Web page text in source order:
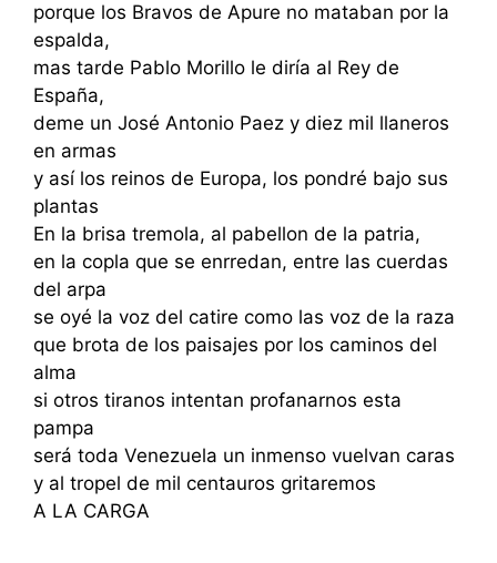
porque los Bravos de Apure no mataban por la
espalda,
mas tarde Pablo Morillo le diría al Rey de
España,
deme un José Antonio Paez y diez mil llaneros
en armas
y así los reinos de Europa, los pondré bajo sus
plantas
En la brisa tremola, al pabellon de la patria,
en la copla que se enrredan, entre las cuerdas
del arpa
se oyé la voz del catire como las voz de la raza
que brota de los paisajes por los caminos del
alma
si otros tiranos intentan profanarnos esta
pampa
será toda Venezuela un inmenso vuelvan caras
y al tropel de mil centauros gritaremos
A LA CARGA